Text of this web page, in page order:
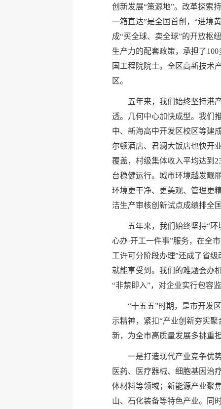
创新发展“策源地”。改革探索
一箱直达”是全国首创，“进境
成“买全球、卖全球”的开放枢
生产力的配套政策，承担了
国工程院院士。全区高新技术
区。
五年来，我们始终坚持港
透。几何中心加快成型。我们
中、新海高中开发区校区等建
尔顿酒店、君澜大饭店也快开
覆盖，村级集体收入平均达到
台稳健运行。城市环境越发靓
环境更干净、更美观、管理更
洁生产审核创新试点成绩排全
五年来，我们始终坚持“
心办·开工一件事”服务，在全
工许可分阶段办理”还成了省
就能享受到。我们的难题会办
“非禁即入”，对企业实行包容
“十五五”时期，是市开发
示精神，紧扣“产业创新夯实
新，为全市高质量发展多挑重
一是打造现代产业竞争优
医药、医疗器械、细胞基因治
体材料等领域；新能源产业聚
山、石化装备等特色产业。同